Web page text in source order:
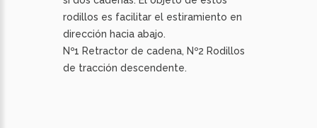
rodillos es facilitar el estiramiento en
dirección hacia abajo.
Nº1 Retractor de cadena, Nº2 Rodillos
de tracción descendente.